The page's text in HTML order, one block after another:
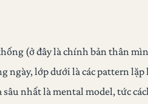
(ở đây là chính bản thân
ngày, lớp dưới là các pattern
sâu nhất là mental model, tức